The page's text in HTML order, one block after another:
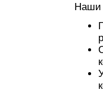
Наши